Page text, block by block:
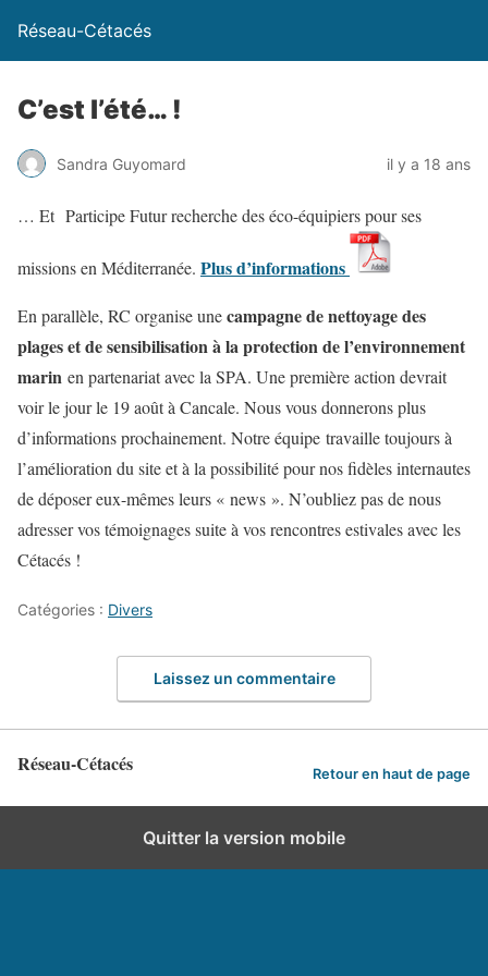
Réseau-Cétacés
C’est l’été… !
Sandra Guyomard il y a 18 ans
… Et Participe Futur recherche des éco-équipiers pour ses
missions en Méditerranée. Plus d’informations
En parallèle, RC organise unecampagne de nettoyage des
plages et de sensibilisation à la protection de l’environnement
marin en partenariat avec la SPA. Une première action devrait
voir le jour le 19 août à Cancale. Nous vous donnerons plus
d’informations prochainement. Notre équipe travaille toujours à
l’amélioration du site et à la possibilité pour nos fidèles internautes
de déposer eux-mêmes leurs « news ». N’oubliez pas de nous
adresser vos témoignages suite à vos rencontres estivales avec les
Cétacés !
Catégories : Divers
Laissez un commentaire
Réseau-Cétacés Retour en haut de page
Quitter la version mobile